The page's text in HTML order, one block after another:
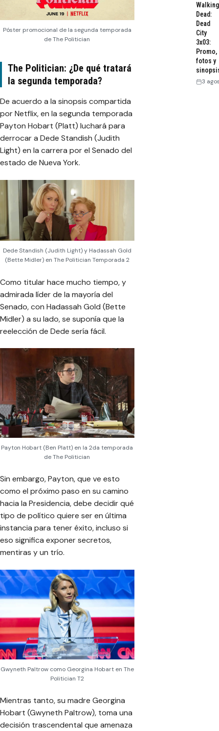
Póster promocional de la segunda temporada
de The Politician
The Politician: ¿De qué tratará
la segunda temporada?
De acuerdo a la sinopsis compartida
por Netflix, en la segunda temporada
Payton Hobart (Platt) luchará para
derrocar a Dede Standish (Judith
Light) en la carrera por el Senado del
estado de Nueva York.
Dede Standish (Judith Light) y Hadassah Gold
(Bette Midler) en The Politician Temporada 2
Como titular hace mucho tiempo, y
admirada líder de la mayoría del
Senado, con Hadassah Gold (Bette
Midler) a su lado, se suponía que la
reelección de Dede sería fácil.
Payton Hobart (Ben Platt) en la 2da temporada
de The Politician
Sin embargo, Payton, que ve esto
como el próximo paso en su camino
hacia la Presidencia, debe decidir qué
tipo de político quiere ser en última
instancia para tener éxito, incluso si
eso significa exponer secretos,
mentiras y un trío.
Gwyneth Paltrow como Georgina Hobart en The
Politician T2
Mientras tanto, su madre Georgina
Hobart (Gwyneth Paltrow), toma una
decisión trascendental que amenaza
Walking
Dead:
Dead
City
3x03:
Promo,
fotos y
3